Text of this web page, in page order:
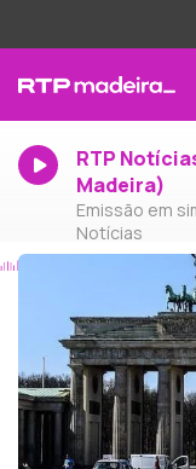
RTP
Madeira)
Emissão em
Notícias